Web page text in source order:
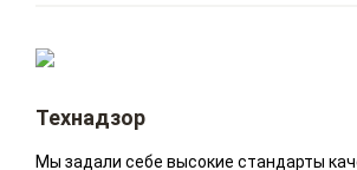
Технадзор
Мы задали себе высокие стандарты